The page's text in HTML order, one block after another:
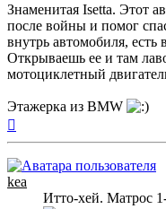
Знаменитая Isetta. Этот
после войны и помог
внутрь автомобиля, есть
Открываешь ее и там
мотоциклетный
Этажерка из BMW
kea
Итто-хей. Матрос